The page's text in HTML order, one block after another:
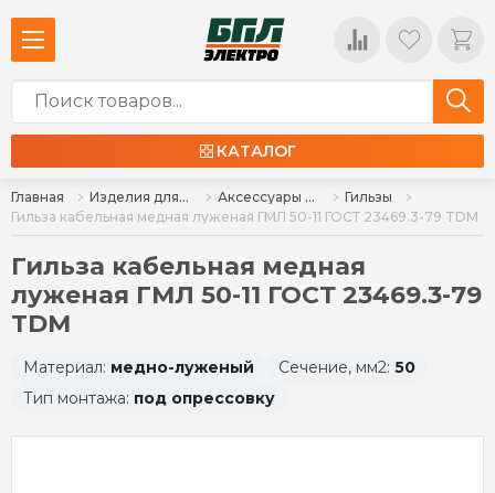
КАТАЛОГ
Главная Изделия для монтажа Аксессуары для монтажа
Гильзы
Гильза кабельная медная луженая ГМЛ 50-11 ГОСТ 23469.3-79 TDM
Гильза кабельная медная
луженая ГМЛ 50-11 ГОСТ 23469.3-79
TDM
Материал: медно-луженый Сечение, мм2: 50
Тип монтажа: под опрессовку